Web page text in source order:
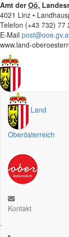
Amt derOö.
4021 Linz •
Telefon (+43 732) 77
E-Mail
www.land-
Land
Oberösterreich
Kontakt
.